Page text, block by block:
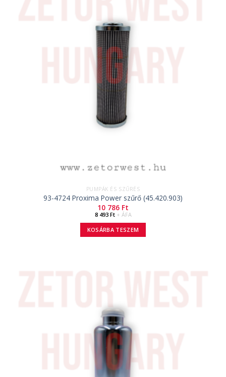
PUMPÁK ÉS SZŰRÉS
93-4724 Proxima Power szűrő (45.420.903)
10 786 Ft
8 493 Ft+ ÁFA
KOSÁRBA TESZEM